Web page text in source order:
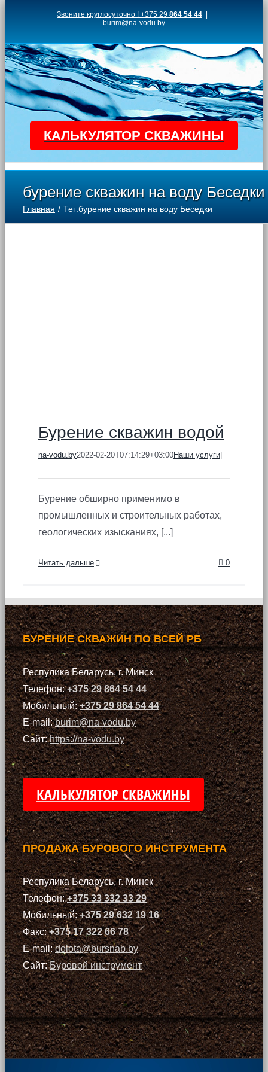
content
Звоните круглосуточно ! +375 29 864 54 44
burim@na-vodu.by
КАЛЬКУЛЯТОР СКВАЖИНЫ
бурение скважин на воду Беседки
Главная Тег:бурение скважин на воду Беседки
Бурение скважин водой
na-vodu.by2022-02-20T07:14:29+03:00Наши услуги
Бурение обширно применимо в
промышленных и строительных работах,
геологических изысканиях, [...]
Читать дальше 0
БУРЕНИЕ СКВАЖИН ПО ВСЕЙ РБ
Респулика Беларусь, г. Минск
Телефон:+375 29 864 54 44
Мобильный:+375 29 864 54 44
E-mail:burim@na-vodu.by
Сайт:https://na-vodu.by
КАЛЬКУЛЯТОР СКВАЖИНЫ
ПРОДАЖА БУРОВОГО ИНСТРУМЕНТА
Респулика Беларусь, г. Минск
Телефон:+375 33 332 33 29
Мобильный:+375 29 632 19 16
Факс:+375 17 322 66 78
E-mail:dolota@bursnab.by
Сайт:Буровой инструмент